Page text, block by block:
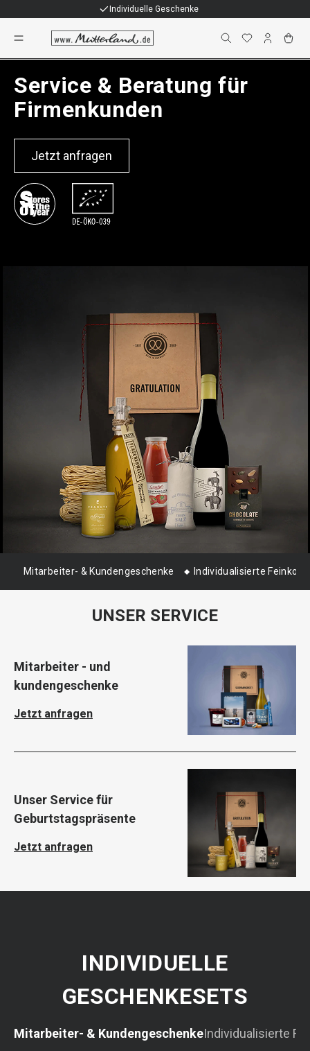
Individuelle Geschenke
Firmenkunden / B2B
Service & Beratung für
Firmenkunden
Jetzt anfragen
Mitarbeiter- & Kundengeschenke Individualisierte Feinkost
UNSER SERVICE
Mitarbeiter - und
kundengeschenke
Jetzt anfragen
Unser Service für
Geburtstagspräsente
Jetzt anfragen
INDIVIDUELLE
GESCHENKESETS
Mitarbeiter- & KundengeschenkeIndividualisierte